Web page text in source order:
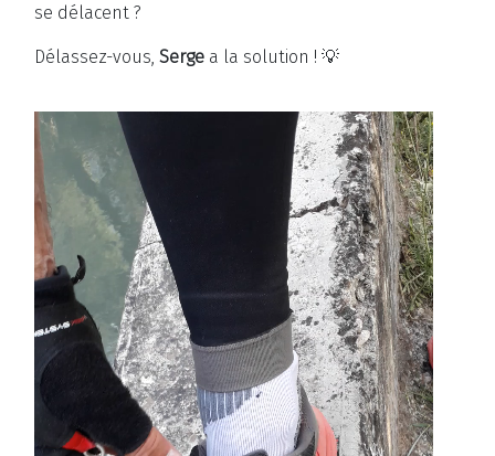
se délacent ?
Délassez-vous, Serge a la solution ! 💡